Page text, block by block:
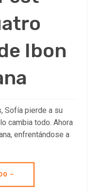
Ibon
Sofía pierde a su
cambia todo. Ahora
enfrentándose a
–